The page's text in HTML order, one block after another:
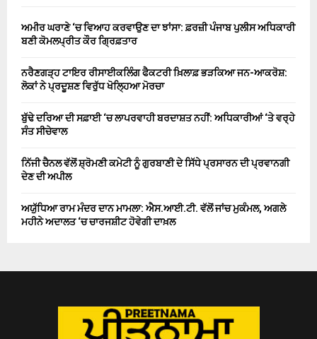
ਅਮੀਰ ਘਰਾਣੇ ‘ਚ ਵਿਆਹ ਕਰਵਾਉਣ ਦਾ ਝਾਂਸਾ: ਫ਼ਰਜ਼ੀ ਪੰਜਾਬ ਪੁਲੀਸ ਅਧਿਕਾਰੀ
ਬਣੀ ਕੋਮਲਪ੍ਰੀਤ ਕੌਰ ਗ੍ਰਿਫ਼ਤਾਰ
ਨਰੈਣਗੜ੍ਹ ਟਾਇਰ ਰੀਸਾਈਕਲਿੰਗ ਫੈਕਟਰੀ ਖ਼ਿਲਾਫ਼ ਭੜਕਿਆ ਜਨ-ਆਕਰੋਸ਼:
ਲੋਕਾਂ ਨੇ ਪ੍ਰਦੂਸ਼ਣ ਵਿਰੁੱਧ ਖੋਲ੍ਹਿਆ ਮੋਰਚਾ
ਬੁੱਢੇ ਦਰਿਆ ਦੀ ਸਫ਼ਾਈ ‘ਚ ਲਾਪਰਵਾਹੀ ਬਰਦਾਸ਼ਤ ਨਹੀਂ: ਅਧਿਕਾਰੀਆਂ ‘ਤੇ ਵਰ੍ਹੇ
ਸੰਤ ਸੀਚੇਵਾਲ
ਨਿੱਜੀ ਚੈਨਲ ਵੱਲੋਂ ਸ਼੍ਰੋਮਣੀ ਕਮੇਟੀ ਨੂੰ ਗੁਰਬਾਣੀ ਦੇ ਸਿੱਧੇ ਪ੍ਰਸਾਰਨ ਦੀ ਪ੍ਰਵਾਨਗੀ
ਦੇਣ ਦੀ ਅਪੀਲ
ਅਯੁੱਧਿਆ ਰਾਮ ਮੰਦਰ ਦਾਨ ਮਾਮਲਾ: ਐਸ.ਆਈ.ਟੀ. ਵੱਲੋਂ ਜਾਂਚ ਮੁਕੰਮਲ, ਅਗਲੇ
ਮਹੀਨੇ ਅਦਾਲਤ ‘ਚ ਚਾਰਜਸ਼ੀਟ ਹੋਵੇਗੀ ਦਾਖ਼ਲ